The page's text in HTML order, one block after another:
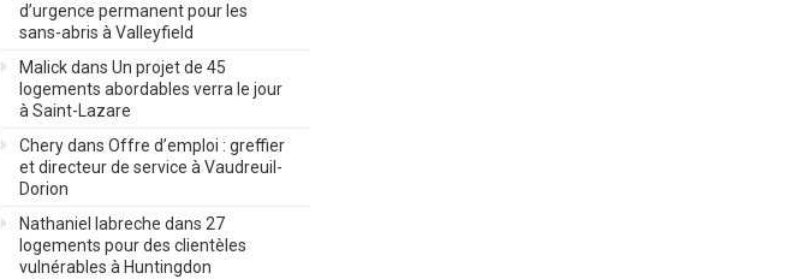
d’urgence permanent pour les
sans-abris à Valleyfield
Malickdans Un projet de 45
logements abordables verra le jour
à Saint-Lazare
Cherydans Offre d’emploi : greffier
et directeur de service à Vaudreuil-
Dorion
Nathaniel labreche dans 27
logements pour des clientèles
vulnérables à Huntingdon